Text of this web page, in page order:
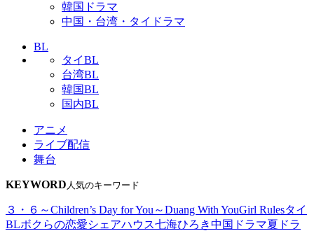
韓国ドラマ
中国・台湾・タイドラマ
BL
タイBL
台湾BL
韓国BL
国内BL
アニメ
ライブ配信
舞台
KEYWORD 人気のキーワード
３・６～Children’s Day for You～Duang With YouGirl Rulesタイ
BLボクらの恋愛シェアハウス七海ひろき中国ドラマ夏ドラ